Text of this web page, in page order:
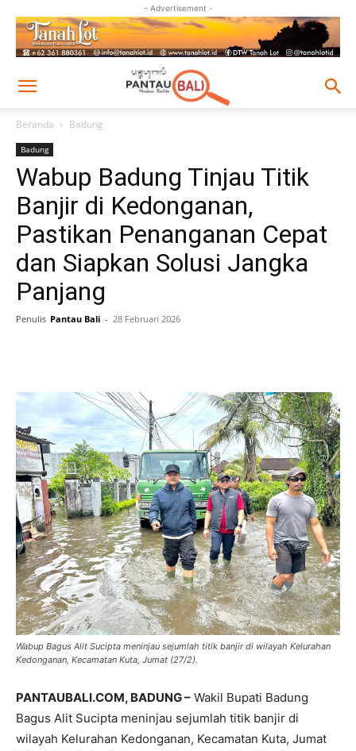
- Advertisement -
Beranda Badung
Badung
Wabup Badung Tinjau Titik
Banjir di Kedonganan,
Pastikan Penanganan Cepat
dan Siapkan Solusi Jangka
Panjang
Penulis Pantau Bali - 28 Februari 2026
Wabup Bagus Alit Sucipta meninjau sejumlah titik banjir di wilayah Kelurahan
Kedonganan, Kecamatan Kuta, Jumat (27/2).
PANTAUBALI.COM, BADUNG – Wakil Bupati Badung
Bagus Alit Sucipta meninjau sejumlah titik banjir di
wilayah Kelurahan Kedonganan, Kecamatan Kuta, Jumat